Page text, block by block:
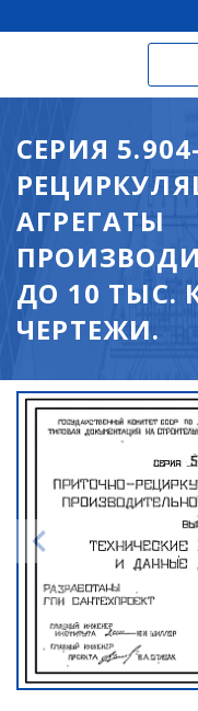
СЕРИЯ
АГРЕГАТЫ
ДО 10 ТЫС.
ЧЕРТЕЖИ.